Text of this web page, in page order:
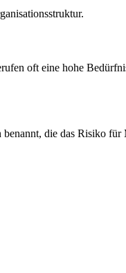
oft eine hohe
die das Risiko